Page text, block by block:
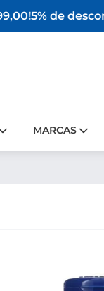
5% de
MARCAS